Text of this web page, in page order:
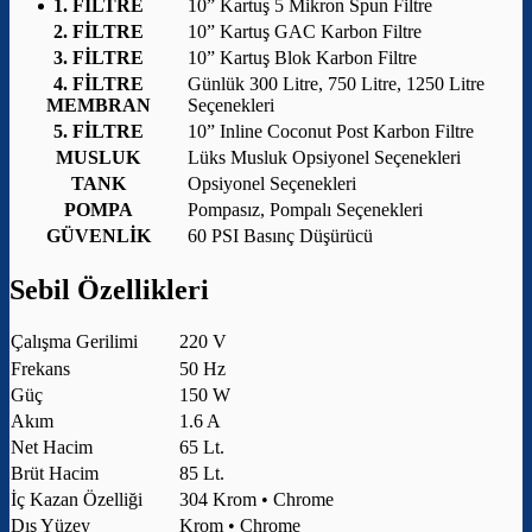
1. FİLTRE
10” Kartuş 5 Mikron Spun Filtre
2. FİLTRE
10” Kartuş GAC Karbon Filtre
3. FİLTRE
10” Kartuş Blok Karbon Filtre
4. FİLTRE
MEMBRAN
Günlük 300 Litre, 750 Litre, 1250 Litre
Seçenekleri
5. FİLTRE
10” Inline Coconut Post Karbon Filtre
MUSLUK
Lüks Musluk Opsiyonel Seçenekleri
TANK
Opsiyonel Seçenekleri
POMPA
Pompasız, Pompalı Seçenekleri
GÜVENLİK
60 PSI Basınç Düşürücü
Sebil Özellikleri
Çalışma Gerilimi
220 V
Frekans
50 Hz
Güç
150 W
Akım
1.6 A
Net Hacim
65 Lt.
Brüt Hacim
85 Lt.
İç Kazan Özelliği
304 Krom • Chrome
Dış Yüzey
Krom • Chrome